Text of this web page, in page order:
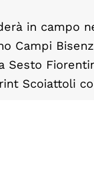
in campo
Campi
Sesto
Scoiattoli